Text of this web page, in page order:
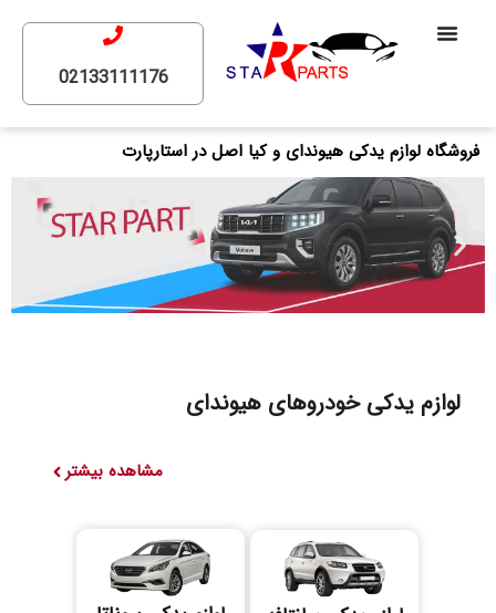
02133111176
فروشگاه لوازم یدکی هیوندای و کیا اصل در استارپارت
لوازم یدکی خودرو‌های هیوندای​
مشاهده بیشتر